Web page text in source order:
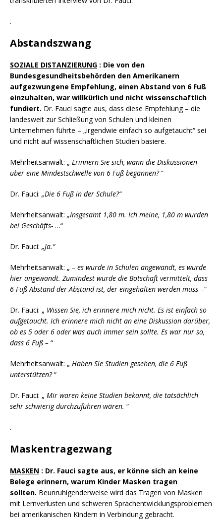
.
Abstandszwang
SOZIALE DISTANZIERUNG : Die von den
Bundesgesundheitsbehörden den Amerikanern
aufgezwungene Empfehlung, einen Abstand von 6 Fuß
einzuhalten, war willkürlich und nicht wissenschaftlich
fundiert. Dr. Fauci sagte aus, dass diese Empfehlung – die
landesweit zur Schließung von Schulen und kleinen
Unternehmen führte – „irgendwie einfach so aufgetaucht“ sei
und nicht auf wissenschaftlichen Studien basiere.
Mehrheitsanwalt: „ Erinnern Sie sich, wann die Diskussionen
über eine Mindestschwelle von 6 Fuß begannen?“
Dr. Fauci: „Die 6 Fuß in der Schule?“
Mehrheitsanwalt: „Insgesamt 1,80 m. Ich meine, 1,80 m wurden
bei Geschäfts- …“
Dr. Fauci: „Ja.“
Mehrheitsanwalt: „ – es wurde in Schulen angewandt, es wurde
hier angewandt. Zumindest wurde die Botschaft vermittelt, dass
6 Fuß Abstand der Abstand ist, der eingehalten werden muss –“
Dr. Fauci: „ Wissen Sie, ich erinnere mich nicht. Es ist einfach so
aufgetaucht. Ich erinnere mich nicht an eine Diskussion darüber,
ob es 5 oder 6 oder was auch immer sein sollte. Es war nur so,
dass 6 Fuß – “
Mehrheitsanwalt: „ Haben Sie Studien gesehen, die 6 Fuß
unterstützen?“
Dr. Fauci: „ Mir waren keine Studien bekannt, die tatsächlich
sehr schwierig durchzuführen wären. “
.
Maskentragezwang
MASKEN : Dr. Fauci sagte aus, er könne sich an keine
Belege erinnern, warum Kinder Masken tragen
sollten. Beunruhigenderweise wird das Tragen von Masken
mit Lernverlusten und schweren Sprachentwicklungsproblemen
bei amerikanischen Kindern in Verbindung gebracht.